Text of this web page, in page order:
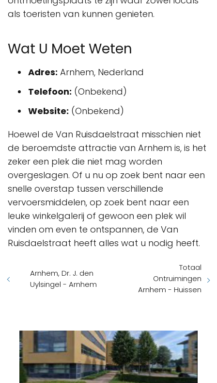
als toeristen van kunnen genieten.
Wat U Moet Weten
Adres: Arnhem, Nederland
Telefoon: (Onbekend)
Website: (Onbekend)
Hoewel de Van Ruisdaelstraat misschien niet
de beroemdste attractie van Arnhem is, is het
zeker een plek die niet mag worden
overgeslagen. Of u nu op zoek bent naar een
snelle overstap tussen verschillende
vervoersmiddelen, op zoek bent naar een
leuke winkelgalerij of gewoon een plek wil
vinden om even te ontspannen, de Van
Ruisdaelstraat heeft alles wat u nodig heeft.
Arnhem, Dr. J. den
Uylsingel - Arnhem
Totaal
Ontruimingen
Arnhem - Huissen